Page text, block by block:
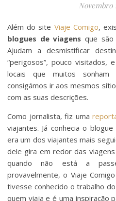
Novembro
Além do site Viaje Comigo,
blogues de viagens que são
Ajudam a desmistificar
“perigosos”, pouco visitados,
locais que muitos
consigámos ir aos mesmos
com as suas descrições.
Como jornalista, fiz uma
viajantes. Já conhecia o blogue
era um dos viajantes mais
dele gira em redor das
quando não está a
provavelmente, o Viaje
tivesse conhecido o trabalho
quem viaja e é uma inspiração